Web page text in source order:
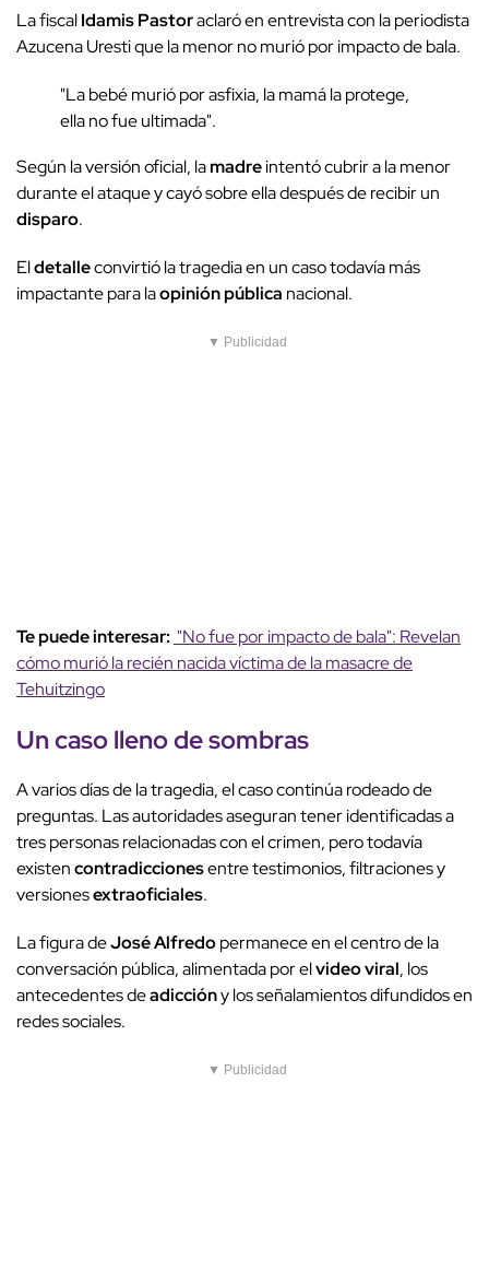
La fiscalIdamis Pastoraclaró en entrevista con la periodista
Azucena Uresti que la menor no murió por impacto de bala.
"La bebé murió por asfixia, la mamá la protege,
ella no fue ultimada".
Según la versión oficial, lamadreintentó cubrir a la menor
durante el ataque y cayó sobre ella después de recibir un
disparo.
Eldetalleconvirtió la tragedia en un caso todavía más
impactante para laopinión pública nacional.
▼ Publicidad
Te puede interesar: "No fue por impacto de bala": Revelan
cómo murió la recién nacida víctima de la masacre de
Tehuitzingo
Un caso lleno de sombras
A varios días de la tragedia, el caso continúa rodeado de
preguntas. Las autoridades aseguran tener identificadas a
tres personas relacionadas con el crimen, pero todavía
existencontradiccionesentre testimonios, filtraciones y
versionesextraoficiales.
La figura deJosé Alfredopermanece en el centro de la
conversación pública, alimentada por elvideo viral, los
antecedentes deadiccióny los señalamientos difundidos en
redes sociales.
▼ Publicidad